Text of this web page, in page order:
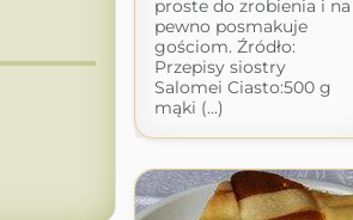
proste do zrobienia i na
pewno posmakuje
gościom. Źródło:
Przepisy siostry
Salomei Ciasto:500 g
mąki (...)